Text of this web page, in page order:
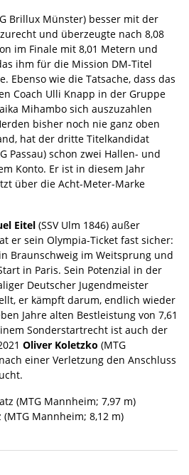
Brillux Münster) besser mit der
und überzeugte nach 8,08
im Finale mit 8,01 Metern und
ihm für die Mission DM-Titel
Ebenso wie die Tatsache, dass das
Coach Ulli Knapp in der Gruppe
Mihambo sich auszuzahlen
bisher noch nie ganz oben
hat der dritte Titelkandidat
Passau) schon zwei Hallen- und
Konto. Er ist in diesem Jahr
über die Acht-Meter-Marke
Eitel (SSV Ulm 1846) außer
er sein Olympia-Ticket fast sicher:
Braunschweig im Weitsprung und
in Paris. Sein Potenzial in der
Deutscher Jugendmeister
er kämpft darum, endlich wieder
Jahre alten Bestleistung von 7,61
Sonderstartrecht ist auch der
Oliver Koletzko (MTG
einer Verletzung den Anschluss
(MTG Mannheim; 7,97 m)
Mannheim; 8,12 m)